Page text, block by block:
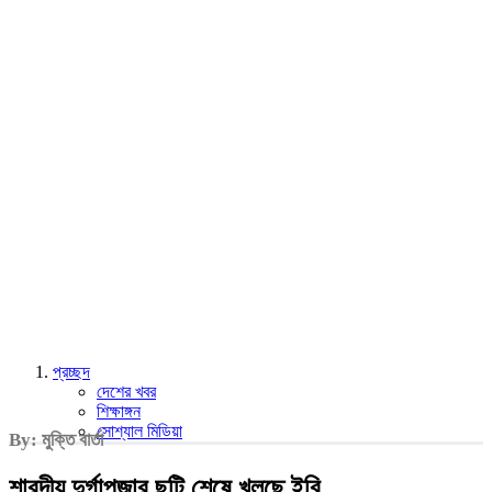
প্রচ্ছদ
দেশের খবর
শিক্ষাঙ্গন
সোশ্যাল মিডিয়া
By: মুক্তি বার্তা